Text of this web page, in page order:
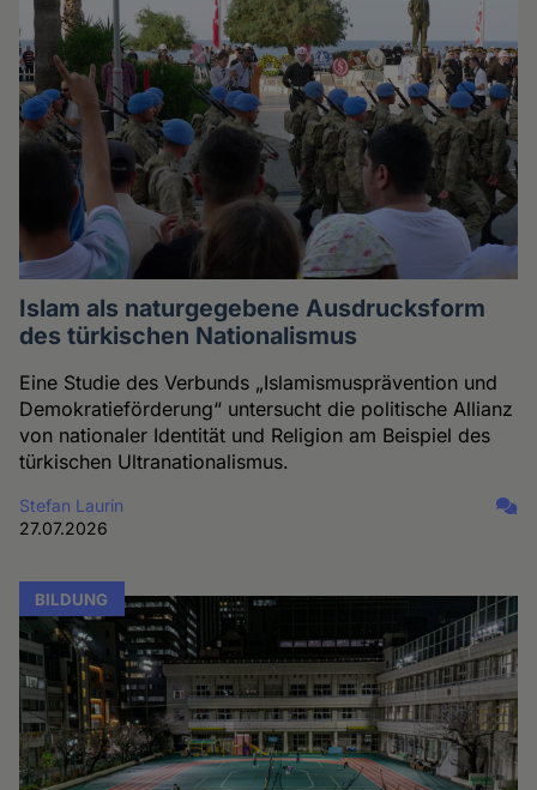
Islam als naturgegebene Ausdrucksform
des türkischen Nationalismus
Eine Studie des Verbunds „Islamismusprävention und
Demokratieförderung“ untersucht die politische Allianz
von nationaler Identität und Religion am Beispiel des
türkischen Ultranationalismus.
Stefan Laurin
27.07.2026
BILDUNG